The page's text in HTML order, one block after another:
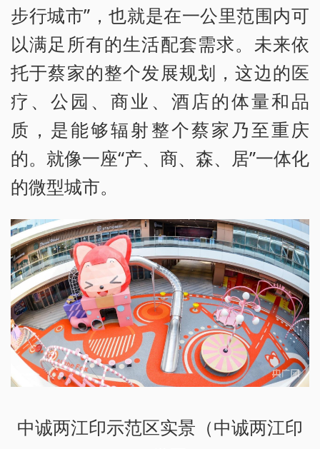
步行城市”，也就是在一公里范围内可
以满足所有的生活配套需求。未来依
托于蔡家的整个发展规划，这边的医
疗、公园、商业、酒店的体量和品
质，是能够辐射整个蔡家乃至重庆
的。就像一座“产、商、森、居”一体化
的微型城市。
中诚两江印示范区实景（中诚两江印